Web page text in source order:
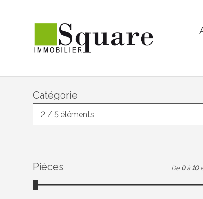
Catégorie
2 / 5 éléments
Pièces De 0 à 10